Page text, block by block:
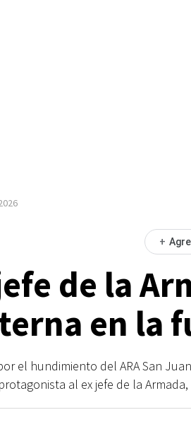
+
de la
en la
el hundimiento del ARA San
al ex jefe de la Armada,